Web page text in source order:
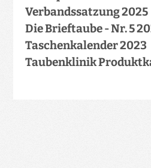
Verbandssatzung 2025
Die Brieftaube - Nr. 5
Taschenkalender 2023
Taubenklinik